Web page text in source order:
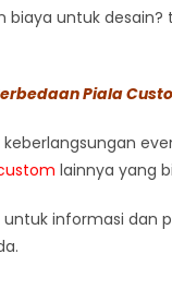
biaya untuk
Piala
lainnya yang
untuk informasi dan